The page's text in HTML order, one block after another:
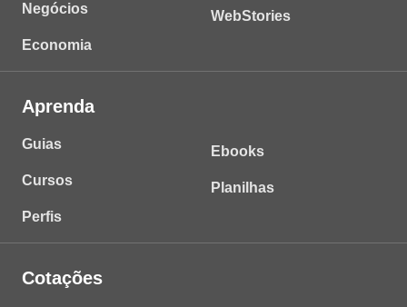
Negócios
Economia
WebStories
Aprenda
Guias
Cursos
Perfis
Ebooks
Planilhas
Cotações